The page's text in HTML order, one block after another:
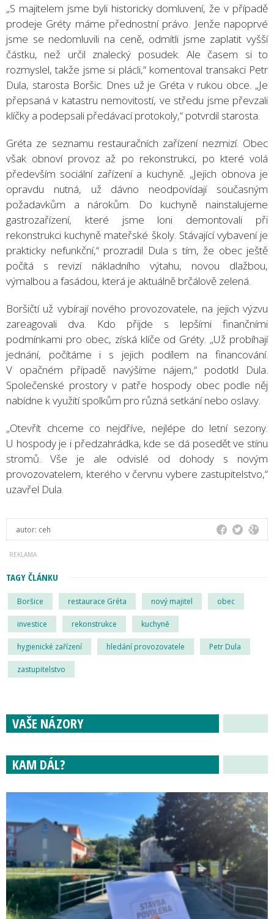
„S majitelem jsme byli historicky domluvení, že v případě
prodeje Gréty máme přednostní právo. Jenže napoprvé
jsme se nedomluvili na ceně, odmítli jsme zaplatit vyšší
částku, než určil znalecký posudek. Ale časem si to
rozmyslel, takže jsme si plácli,“ komentoval transakci Petr
Dula, starosta Boršic. Dnes už je Gréta v rukou obce. „Je
přepsaná v katastru nemovitostí, ve středu jsme převzali
klíčky a podepsali předávací protokoly,“ potvrdil starosta.
Gréta ze seznamu restauračních zařízení nezmizí. Obec
však obnoví provoz až po rekonstrukci, po které volá
především sociální zařízení a kuchyně. „Jejich obnova je
opravdu nutná, už dávno neodpovídají současným
požadavkům a nárokům. Do kuchyně nainstalujeme
gastrozařízení, které jsme loni demontovali při
rekonstrukci kuchyně mateřské školy. Stávající vybavení je
prakticky nefunkční,“ prozradil Dula s tím, že obec ještě
počítá s revizí nákladního výtahu, novou dlažbou,
výmalbou a fasádou, která je aktuálně brčálově zelená.
Boršičtí už vybírají nového provozovatele, na jejich výzvu
zareagovali dva. Kdo přijde s lepšími finančními
podmínkami pro obec, získá klíče od Gréty. „Už probíhají
jednání, počítáme i s jejich podílem na financování.
V opačném případě navýšíme nájem,“ podotkl Dula.
Společenské prostory v patře hospody obec podle něj
nabídne k využití spolkům pro různá setkání nebo oslavy.
„Otevřít chceme co nejdříve, nejlépe do letní sezony.
U hospody je i předzahrádka, kde se dá posedět ve stínu
stromů. Vše je ale odvislé od dohody s novým
provozovatelem, kterého v červnu vybere zastupitelstvo,“
uzavřel Dula.
autor: ceh
TAGY ČLÁNKU
Boršice restaurace Gréta nový majitel obec
investice rekonstrukce kuchyně
hygienické zařízení hledání provozovatele Petr Dula
zastupitelstvo
VAŠE NÁZORY
KAM DÁL?